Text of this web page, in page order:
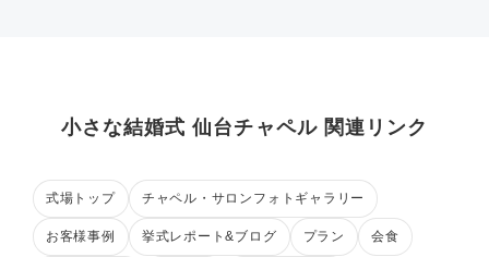
小さな結婚式 仙台チャペル 関連リンク
式場トップ チャペル・サロンフォトギャラリー
お客様事例 挙式レポート&ブログ プラン 会食